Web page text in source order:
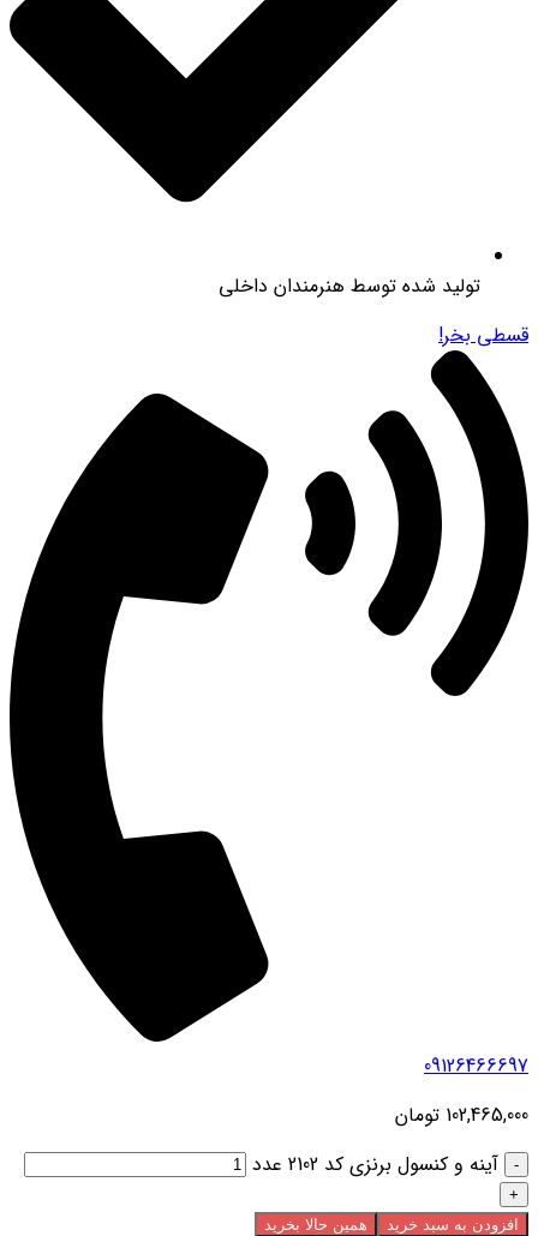
تولید شده توسط هنرمندان داخلی
قسطی بخر!
09126466697
102,465,000 تومان
آینه و کنسول برنزی کد 2102 عدد
افزودن به سبد خرید همین حالا بخرید